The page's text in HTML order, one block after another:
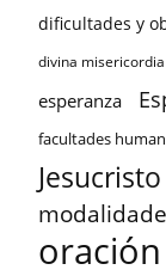
dificultades y
divina misericordia
esperanza
facultades
Jesucristo
oración